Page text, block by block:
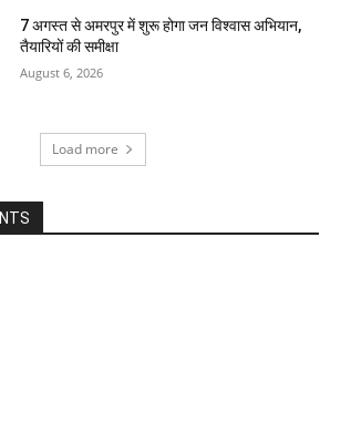
7 अगस्त से अमरपुर में शुरू होगा जन विश्वास अभियान,
तैयारियों की समीक्षा
August 6, 2026
Load more